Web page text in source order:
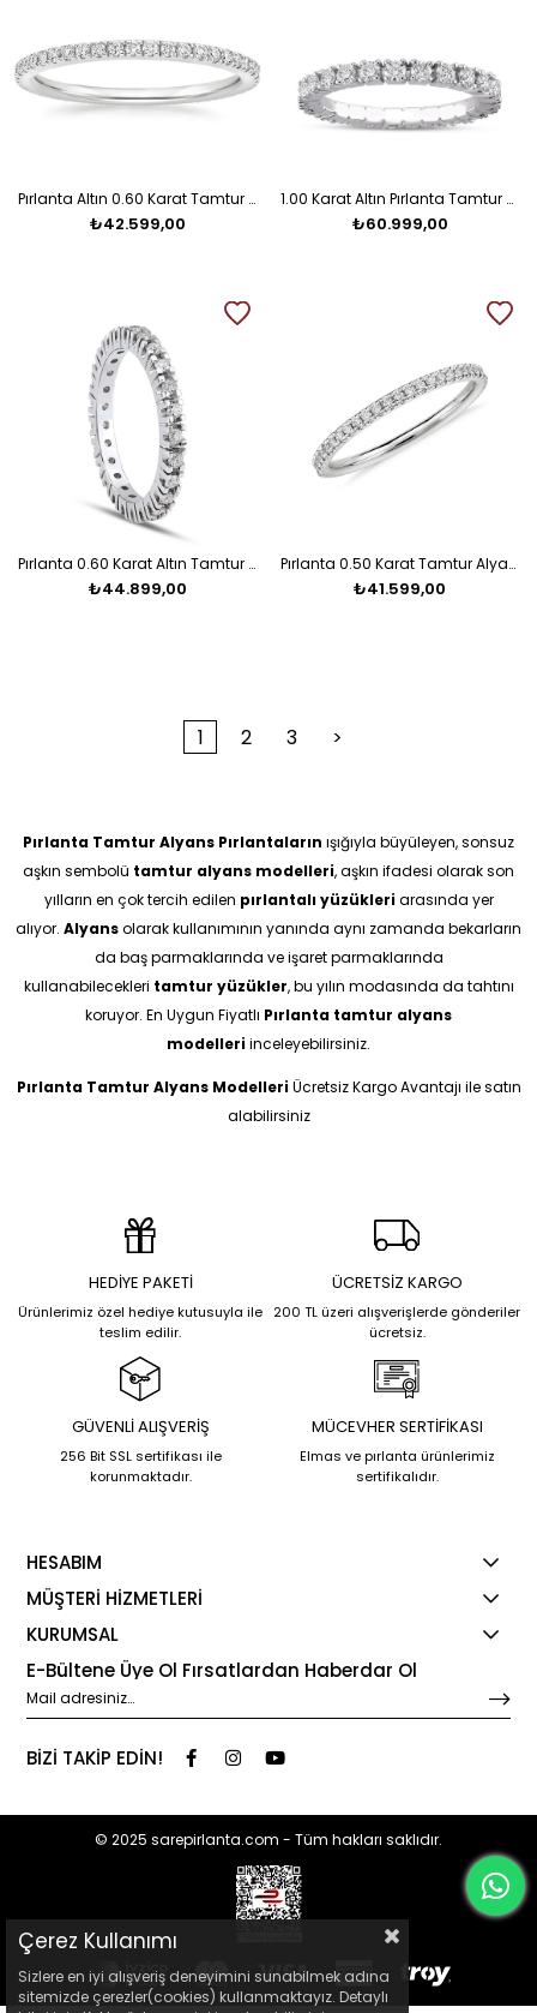
Pırlanta Altın 0.60 Karat Tamtur Alyans
₺42.599,00
1.00 Karat Altın Pırlanta Tamtur Alyans
₺60.999,00
Pırlanta 0.60 Karat Altın Tamtur Alyans
₺44.899,00
Pırlanta 0.50 Karat Tamtur Alyans
₺41.599,00
1 2 3 >
Pırlanta Tamtur Alyans Pırlantaların ışığıyla büyüleyen, sonsuz
aşkın sembolü tamtur alyans modelleri, aşkın ifadesi olarak son
yılların en çok tercih edilen pırlantalı yüzükleriarasında yer
alıyor. Alyansolarak kullanımının yanında aynı zamanda bekarların
da baş parmaklarında ve işaret parmaklarında
kullanabilecekleri tamtur yüzükler, bu yılın modasında da tahtını
koruyor. En Uygun Fiyatlı Pırlanta tamtur alyans
modelleriinceleyebilirsiniz.
Pırlanta Tamtur Alyans ModelleriÜcretsiz Kargo Avantajı ile satın
alabilirsiniz
HEDİYE PAKETİ
Ürünlerimiz özel hediye kutusuyla ile
teslim edilir.
ÜCRETSİZ KARGO
200 TL üzeri alışverişlerde gönderiler
ücretsiz.
GÜVENLİ ALIŞVERİŞ
256 Bit SSL sertifikası ile
korunmaktadır.
MÜCEVHER SERTİFİKASI
Elmas ve pırlanta ürünlerimiz
sertifikalıdır.
HESABIM
MÜŞTERİ HİZMETLERİ
KURUMSAL
E-Bültene Üye Ol Fırsatlardan Haberdar Ol
BİZİ TAKİP EDİN!
© 2025 sarepirlanta.com - Tüm hakları saklıdır.
Çerez Kullanımı
Sizlere en iyi alışveriş deneyimini sunabilmek adına
sitemizde çerezler(cookies) kullanmaktayız. Detaylı